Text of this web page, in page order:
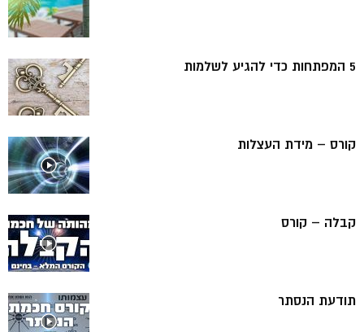
5 המפתחות כדי להגיע לשלמות
קורס – מידת העצלות
קבלה – קורס
תודעת הנסתר